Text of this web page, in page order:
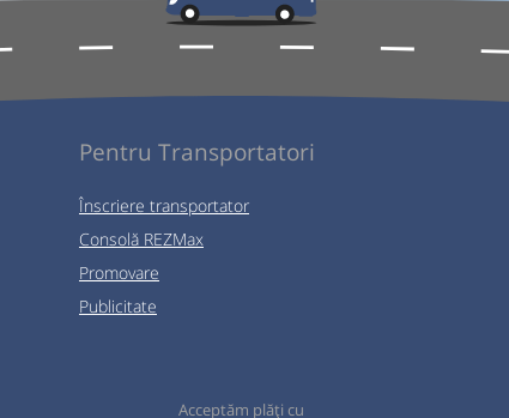
Pentru Transportatori
Înscriere transportator
Consolă REZMax
Promovare
Publicitate
Acceptăm plăți cu